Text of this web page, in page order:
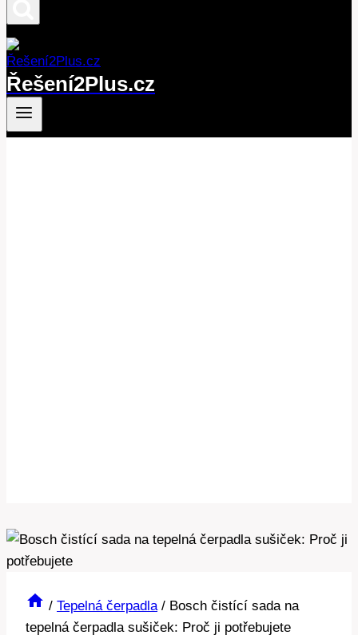
Řešení2Plus.cz
/ Tepelná čerpadla / Bosch čistící sada na
tepelná čerpadla sušiček: Proč ji potřebujete